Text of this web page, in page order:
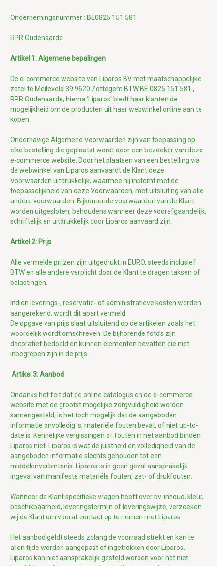
Ondernemingsnummer : BE0825 151 581
RPR Oudenaarde
Artikel 1: Algemene bepalingen
De e-commerce website van Liparos BV met maatschappelijke
zetel te Meileveld 39 9620 Zottegem BTW BE 0825 151 581 ,
RPR Oudenaarde, hierna ‘Liparos' biedt haar klanten de
mogelijkheid om de producten uit haar webwinkel online aan te
kopen.
Onderhavige Algemene Voorwaarden zijn van toepassing op
elke bestelling die geplaatst wordt door een bezoeker van deze
e-commerce website. Door het plaatsen van een bestelling via
de webwinkel van Liparos aanvaardt de Klant deze
Voorwaarden uitdrukkelijk, waarmee hij instemt met de
toepasselijkheid van deze Voorwaarden, met uitsluiting van alle
andere voorwaarden. Bijkomende voorwaarden van de Klant
worden uitgesloten, behoudens wanneer deze voorafgaandelijk,
schriftelijk en uitdrukkelijk door Liparos aanvaard zijn.
Artikel 2: Prijs
Alle vermelde prijzen zijn uitgedrukt in EURO, steeds inclusief
BTW en alle andere verplicht door de Klant te dragen taksen of
belastingen.
Indien leverings-, reservatie- of administratieve kosten worden
aangerekend, wordt dit apart vermeld.
De opgave van prijs slaat uitsluitend op de artikelen zoals het
woordelijk wordt omschreven. De bijhorende foto’s zijn
decoratief bedoeld en kunnen elementen bevatten die niet
inbegrepen zijn in de prijs.
Artikel 3: Aanbod
Ondanks het feit dat de online catalogus en de e-commerce
website met de grootst mogelijke zorgvuldigheid worden
samengesteld, is het toch mogelijk dat de aangeboden
informatie onvolledig is, materiële fouten bevat, of niet up-to-
date is. Kennelijke vergissingen of fouten in het aanbod binden
Liparos niet. Liparos is wat de juistheid en volledigheid van de
aangeboden informatie slechts gehouden tot een
middelenverbintenis. Liparos is in geen geval aansprakelijk
ingeval van manifeste materiële fouten, zet- of drukfouten.
Wanneer de Klant specifieke vragen heeft over bv. inhoud, kleur,
beschikbaarheid, leveringstermijn of leveringswijze, verzoeken
wij de Klant om vooraf contact op te nemen met Liparos.
Het aanbod geldt steeds zolang de voorraad strekt en kan te
allen tijde worden aangepast of ingetrokken door Liparos.
Liparos kan niet aansprakelijk gesteld worden voor het niet